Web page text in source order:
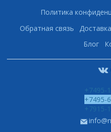
Политика
Обратная связь
Блог
+7495-
+7495-
+7915-